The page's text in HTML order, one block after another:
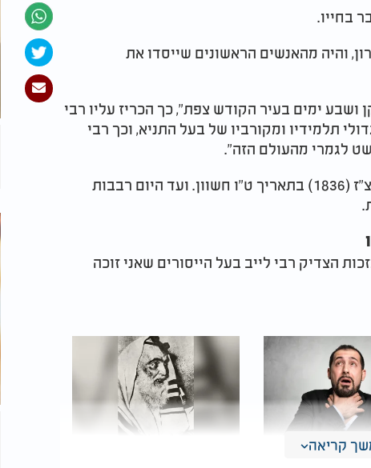
בחייו.
והיה מהאנשים הראשונים שייסדו את
ושבע ימים בעיר הקודש צפת", כך הכריז עליו רבי
תלמידיו ומקורביו של בעל התניא, וכך רבי
לגמרי מהעולם הזה".
בעל הייסורים, רבי לייב, הסתלק בשנת ה'תרצ"ז (1836) בתאריך ט"ו חשוון. ועד היום רבבות
הצדיק רבי לייב בעל הייסורים שאני זוכה
קריאה